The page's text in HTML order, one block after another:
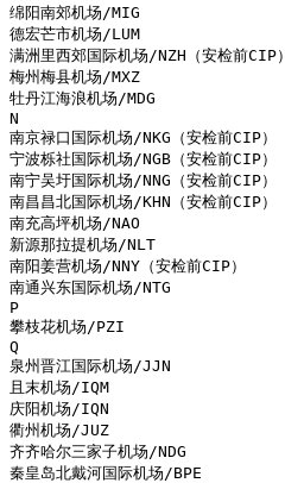
绵阳南郊机场/MIG
德宏芒市机场/LUM
满洲里西郊国际机场/NZH（安检前CIP）
梅州梅县机场/MXZ
牡丹江海浪机场/MDG
N
南京禄口国际机场/NKG（安检前CIP）
宁波栎社国际机场/NGB（安检前CIP）
南宁吴圩国际机场/NNG（安检前CIP）
南昌昌北国际机场/KHN（安检前CIP）
南充高坪机场/NAO
新源那拉提机场/NLT
南阳姜营机场/NNY（安检前CIP）
南通兴东国际机场/NTG
P
攀枝花机场/PZI
Q
泉州晋江国际机场/JJN
且末机场/IQM
庆阳机场/IQN
衢州机场/JUZ
齐齐哈尔三家子机场/NDG
秦皇岛北戴河国际机场/BPE